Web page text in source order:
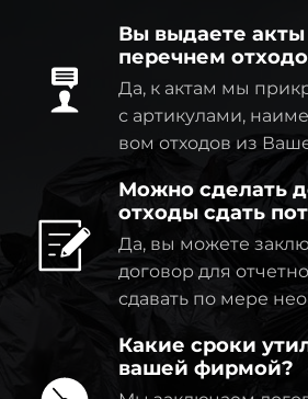
Вы выдаете
перечнем
Да, к актам мы
с артикулами,
вом отходов из
Можно сделать
отходы сдать
Да, вы можете
договор для
сдавать по мере
Какие сроки
вашей фирмой?